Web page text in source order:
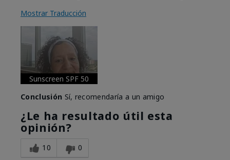
Mostrar Traducción
Sunscreen SPF 50
Conclusión Sí, recomendaría a un amigo
¿Le ha resultado útil esta
opinión?
10 0